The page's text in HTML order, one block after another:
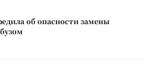
об опасности замены